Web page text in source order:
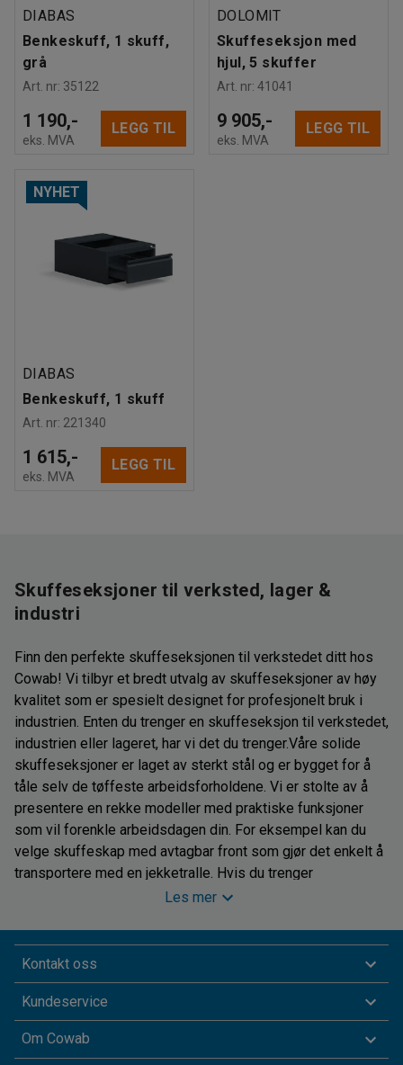
DIABAS
Benkeskuff, 1 skuff,
grå
Art. nr: 35122
1 190,-
eks. MVA
LEGG TIL
DOLOMIT
Skuffeseksjon med
hjul, 5 skuffer
Art. nr: 41041
9 905,-
eks. MVA
LEGG TIL
NYHET
DIABAS
Benkeskuff, 1 skuff
Art. nr: 221340
1 615,-
eks. MVA
LEGG TIL
Skuffeseksjoner til verksted, lager &
industri
Finn den perfekte skuffeseksjonen til verkstedet ditt hos
Cowab! Vi tilbyr et bredt utvalg av skuffeseksjoner av høy
kvalitet som er spesielt designet for profesjonelt bruk i
industrien. Enten du trenger en skuffeseksjon til verkstedet,
industrien eller lageret, har vi det du trenger.Våre solide
skuffeseksjoner er laget av sterkt stål og er bygget for å
tåle selv de tøffeste arbeidsforholdene. Vi er stolte av å
presentere en rekke modeller med praktiske funksjoner
som vil forenkle arbeidsdagen din. For eksempel kan du
velge skuffeskap med avtagbar front som gjør det enkelt å
transportere med en jekketralle. Hvis du trenger
fleksibilitet, tilbyr vi også skuffeskap med hjul, slik at du
utvalg av profesjonelle skuffeseksjoner som kan tilpasses
i henhold til antall skuffer, belastningsevne og mål. Vårt
sortiment inkluderer skuffeskap med alt fra et par skuffer
til 9 skuffer, og vi tilbyr ulike maksbelastninger for å
imøtekomme dine behov. Skuffeseksjonene fås også i
Les mer
Kontakt oss
Kundeservice
Om Cowab